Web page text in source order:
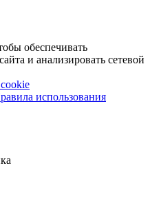
обеспечивать
и анализировать сетевой
использования